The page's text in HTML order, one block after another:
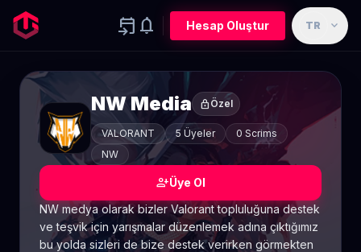
event_upcoming notifications Hesap Oluştur TR expand_more
NW Media lock Özel
VALORANT 5 Üyeler
0 Scrims
NW
person_addÜye Ol
NW medya olarak bizler Valorant topluluğuna destek
ve teşvik için yarışmalar düzenlemek adına çıktığımız
bu yolda sizleri de bize destek verirken görmekten